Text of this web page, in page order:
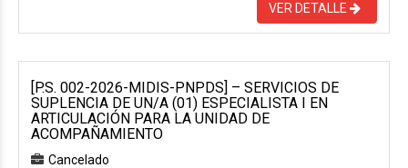
VER DETALLE
[P.S. 002-2026-MIDIS-PNPDS] – SERVICIOS DE
SUPLENCIA DE UN/A (01) ESPECIALISTA I EN
ARTICULACIÓN PARA LA UNIDAD DE
ACOMPAÑAMIENTO
Cancelado